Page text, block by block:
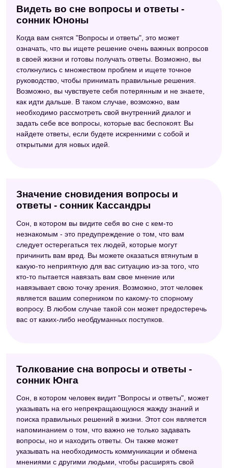
Видеть во сне вопросы и ответы -
сонник Юноны
Когда вам снятся "Вопросы и ответы", это может
означать, что вы ищете решение очень важных вопросов
в своей жизни и готовы получать ответы. Возможно, вы
столкнулись с множеством проблем и ищете точное
руководство, чтобы принимать правильные решения.
Возможно, вы чувствуете себя потерянным и не знаете,
как идти дальше. В таком случае, возможно, вам
необходимо рассмотреть свой внутренний диалог и
задать себе все вопросы, которые вас беспокоят. Вы
найдете ответы, если будете искренними с собой и
открытыми для новых идей.
Значение сновидения вопросы и
ответы - сонник Кассандры
Сон, в котором вы видите себя во сне с кем-то
незнакомым - это предупреждение о том, что вам
следует остерегаться тех людей, которые могут
причинить вам вред. Вы можете оказаться втянутым в
какую-то неприятную для вас ситуацию из-за того, что
кто-то пытается навязать вам свое мнение или
навязывает свою точку зрения. Возможно, этот человек
является вашим соперником по какому-то спорному
вопросу. В любом случае такой сон может предостеречь
вас от каких-либо необдуманных поступков.
Толкование сна вопросы и ответы -
сонник Юнга
Сон, в котором человек видит "Вопросы и ответы", может
указывать на его непрекращающуюся жажду знаний и
поиска правильных решений в жизни. Этот сон является
напоминанием о том, что важно не только задавать
вопросы, но и находить ответы. Он также может
указывать на необходимость коммуникации и обмена
мнениями с другими людьми, чтобы расширять свой